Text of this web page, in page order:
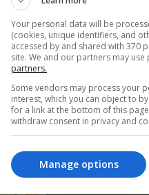
Ambasada
formimi i
Your personal data will be
(cookies, unique identifiers, and
accessed by and shared with 370
site. We and our partners may
partners.
Some vendors may process your
interest, which you can object to
for a link at the bottom of this
withdraw consent in privacy and
Manage options